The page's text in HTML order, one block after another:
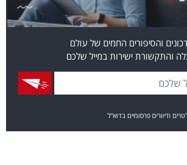
והסיפורים החמים של עולם
והתקשורת ישירות במייל שלכם
ודיוורים פרסומיים בדוא"ל